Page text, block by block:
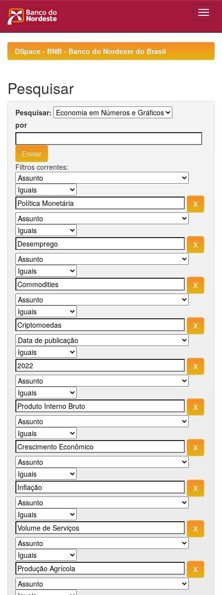
navigationDSpace - BNB - Banco do Nordeste do Brasil
Pesquisar
Pesquisar:
por
Filtros correntes: